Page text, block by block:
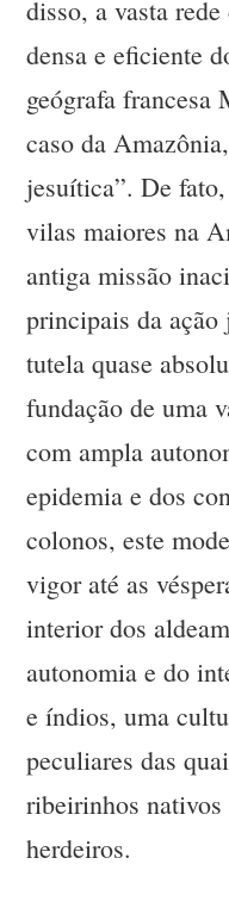
disso, a vasta
densa e eficiente
geógrafa
caso da
jesuítica”. De
vilas maiores na
antiga missão
principais da
tutela quase
fundação de uma
com ampla
epidemia e dos
colonos, este
vigor até as
interior dos
autonomia e do
e índios, uma
peculiares das
ribeirinhos
herdeiros.